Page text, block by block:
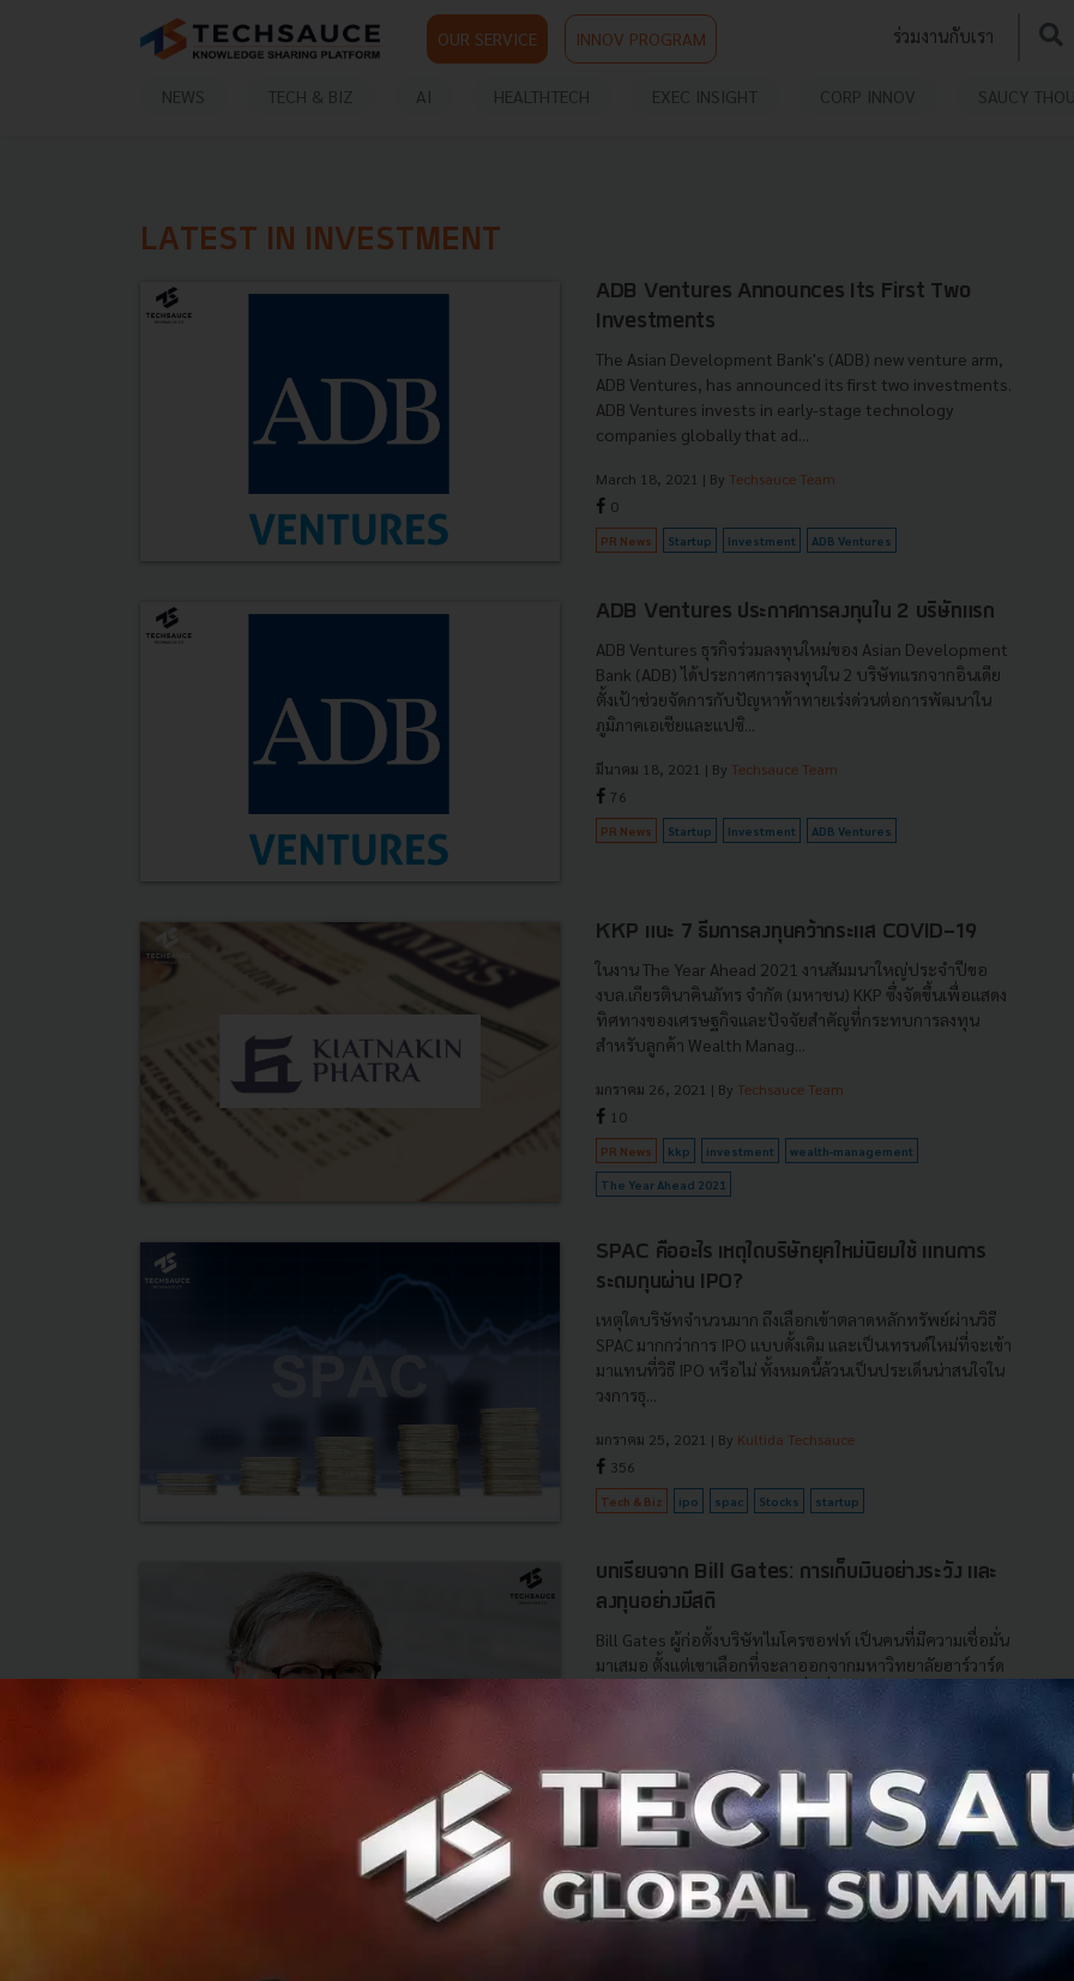
OUR SERVICE INNOV PROGRAM ร่วมงานกับเรา
NEWS TECH & BIZ AI HEALTHTECH EXEC INSIGHT CORP INNOV SAUCY
LATEST IN INVESTMENT
ADB Ventures Announces Its First Two
Investments
The Asian Development Bank's (ADB) new venture arm,
ADB Ventures, has announced its first two investments.
ADB Ventures invests in early-stage technology
companies globally that ad...
March 18, 2021 | By Techsauce Team
0
PR News Startup Investment ADB Ventures
ADB Ventures ประกาศการลงทุนใน 2 บริษัทแรก
ADB Ventures ธุรกิจร่วมลงทุนใหม่ของ Asian Development
Bank (ADB) ได้ประกาศการลงทุนใน 2 บริษัทแรกจากอินเดีย
ตั้งเป้าช่วยจัดการกับปัญหาท้าทายเร่งด่วนต่อการพัฒนาใน
ภูมิภาคเอเชียและแปซิ...
มีนาคม 18, 2021 | By Techsauce Team
76
PR News Startup Investment ADB Ventures
KKP แนะ 7 ธีมการลงทุนคว้ากระแส COVID-19
ในงาน The Year Ahead 2021 งานสัมมนาใหญ่ประจำปีขอ
งบล.เกียรตินาคินภัทร จำกัด (มหาชน) KKP ซึ่งจัดขึ้นเพื่อแสดง
ทิศทางของเศรษฐกิจและปัจจัยสำคัญที่กระทบการลงทุน
สำหรับลูกค้า Wealth Manag...
มกราคม 26, 2021 | By Techsauce Team
10
PR News kkp investment wealth-management
The Year Ahead 2021
SPAC คืออะไร เหตุใดบริษัทยุคใหม่นิยมใช้ แทนการ
ระดมทุนผ่าน IPO?
เหตุใดบริษัทจำนวนมาก ถึงเลือกเข้าตลาดหลักทรัพย์ผ่านวิธี
SPAC มากกว่าการ IPO แบบดั้งเดิม และเป็นเทรนด์ใหม่ที่จะเข้า
มาแทนที่วิธี IPO หรือไม่ ทั้งหมดนี้ล้วนเป็นประเด็นน่าสนใจใน
วงการธุ...
มกราคม 25, 2021 | By Kultida Techsauce
356
Tech & Biz ipo spac Stocks startup
บทเรียนจาก Bill Gates: การเก็บเงินอย่างระวัง และ
ลงทุนอย่างมีสติ
Bill Gates ผู้ก่อตั้งบริษัทไมโครซอฟท์ เป็นคนที่มีความเชื่อมั่น
มาเสมอ ตั้งแต่เขาเลือกที่จะลาออกจากมหาวิทยาลัยฮาร์วาร์ด
284
News Bill Gates Investment
Gulf ทุ่มเงิน 2.7 พันล้าน เข้าถือหุ้น 40% ในปตท.
จำหน่ายก๊าซธรรมชาติ (PTT NGD) รุกแผนขยาย